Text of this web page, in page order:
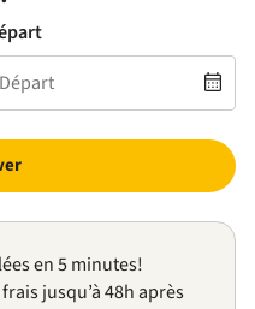
en 5 minutes!
jusqu’à 48h après